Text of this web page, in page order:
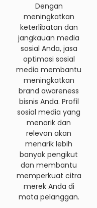
Dengan
meningkatkan
keterlibatan dan
jangkauan media
sosial Anda, jasa
optimasi sosial
media membantu
meningkatkan
brand awareness
bisnis Anda. Profil
sosial media yang
menarik dan
relevan akan
menarik lebih
banyak pengikut
dan membantu
memperkuat citra
merek Anda di
mata pelanggan.